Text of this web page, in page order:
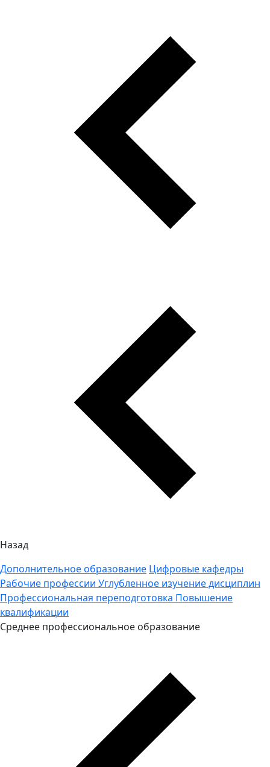
Назад
Дополнительное образование Цифровые кафедры
Рабочие профессии Углубленное изучение дисциплин
Профессиональная переподготовка Повышение
квалификации
Среднее профессиональное образование